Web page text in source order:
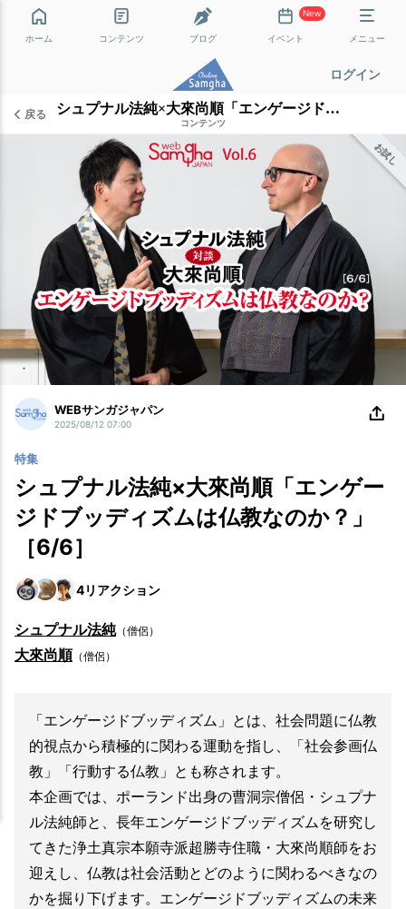
ホーム コンテンツ ブログ
New
イベント メニュー
ログイン
戻る シュプナル法純×大來尚順「エンゲージドブッディズムは仏教なのか？」［6/6］
コンテンツ
お試し
WEBサンガジャパン
2025/08/12 07:00
特集
シュプナル法純×大來尚順「エンゲー
ジドブッディズムは仏教なのか？」
［6/6］
4リアクション
シュプナル法純（僧侶）
大來尚順 （僧侶）
「エンゲージドブッディズム」とは、社会問題に仏教
的視点から積極的に関わる運動を指し、「社会参画仏
教」「行動する仏教」とも称されます。
本企画では、ポーランド出身の曹洞宗僧侶・シュプナ
ル法純師と、長年エンゲージドブッディズムを研究し
てきた浄土真宗本願寺派超勝寺住職・大來尚順師をお
迎えし、仏教は社会活動とどのように関わるべきなの
かを掘り下げます。エンゲージドブッディズムの未来